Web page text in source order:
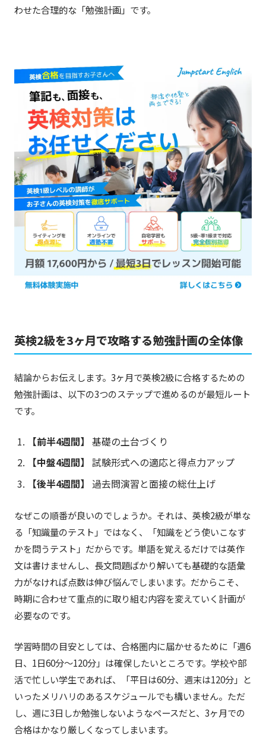
わせた合理的な「勉強計画」です。
英検2級を3ヶ月で攻略する勉強計画の全体像
結論からお伝えします。3ヶ月で英検2級に合格するための
勉強計画は、以下の3つのステップで進めるのが最短ルート
です。
【前半4週間】 基礎の土台づくり
【中盤4週間】 試験形式への適応と得点力アップ
【後半4週間】 過去問演習と面接の総仕上げ
なぜこの順番が良いのでしょうか。それは、英検2級が単な
る「知識量のテスト」ではなく、「知識をどう使いこなす
かを問うテスト」だからです。単語を覚えるだけでは英作
文は書けませんし、長文問題ばかり解いても基礎的な語彙
力がなければ点数は伸び悩んでしまいます。だからこそ、
時期に合わせて重点的に取り組む内容を変えていく計画が
必要なのです。
学習時間の目安としては、合格圏内に届かせるために「週6
日、1日60分〜120分」は確保したいところです。学校や部
活で忙しい学生であれば、「平日は60分、週末は120分」と
いったメリハリのあるスケジュールでも構いません。ただ
し、週に3日しか勉強しないようなペースだと、3ヶ月での
合格はかなり厳しくなってしまいます。